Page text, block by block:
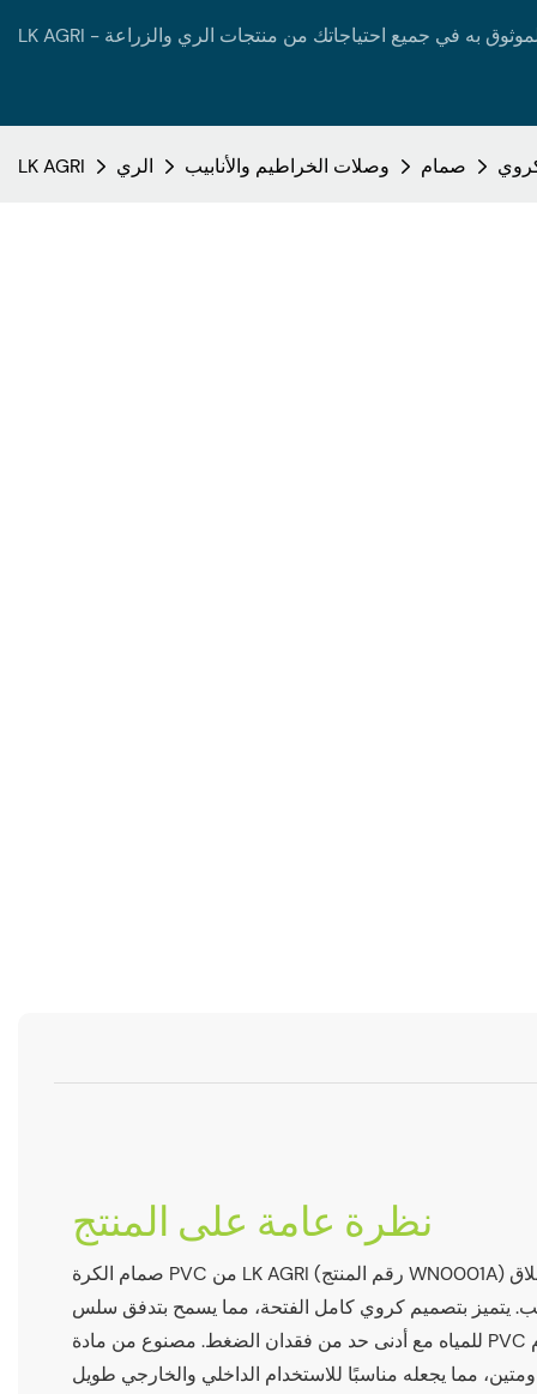
LK AGRI الري وصلات الخراطيم والأنابيب صمام
نظرة عامة على المنتج
صمام الكرة PVC من LK AGRI (رقم المنتج WN0001A) مصمم للتحكم الموثوق في إغلاق
يتميز بتصميم كروي كامل الفتحة، مما يسمح بتدفق سلس
للمياه مع أدنى حد من فقدان الضغط. مصنوع من مادة PVC عالية الجودة، هذا الصمام
مما يجعله مناسبًا للاستخدام الداخلي والخارجي طويل